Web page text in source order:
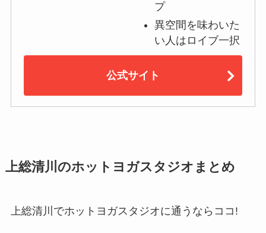
プ
異空間を味わいた
い人はロイブ一択
公式サイト
上総清川のホットヨガスタジオまとめ
上総清川でホットヨガスタジオに通うならココ!